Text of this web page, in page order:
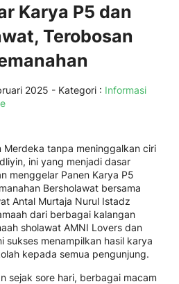
Karya P5 dan
Terobosan
2025 - Kategori : Informasi
Merdeka tanpa meninggalkan ciri
ini yang menjadi dasar
menggelar Panen Karya P5
Bersholawat bersama
Antal Murtaja Nurul Istadz
dari berbagai kalangan
sholawat AMNI Lovers dan
sukses menampilkan hasil karya
kepada semua pengunjung.
sejak sore hari, berbagai macam